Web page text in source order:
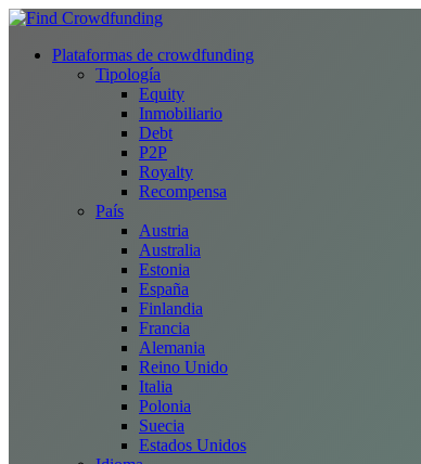
Plataformas de crowdfunding
Tipología
Equity
Inmobiliario
Debt
P2P
Royalty
Recompensa
País
Austria
Australia
Estonia
España
Finlandia
Francia
Alemania
Reino Unido
Italia
Polonia
Suecia
Estados Unidos